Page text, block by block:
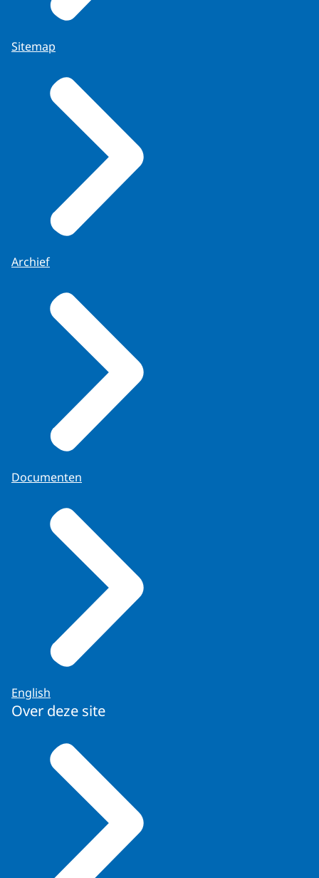
Sitemap
Archief
Documenten
English
Over deze site